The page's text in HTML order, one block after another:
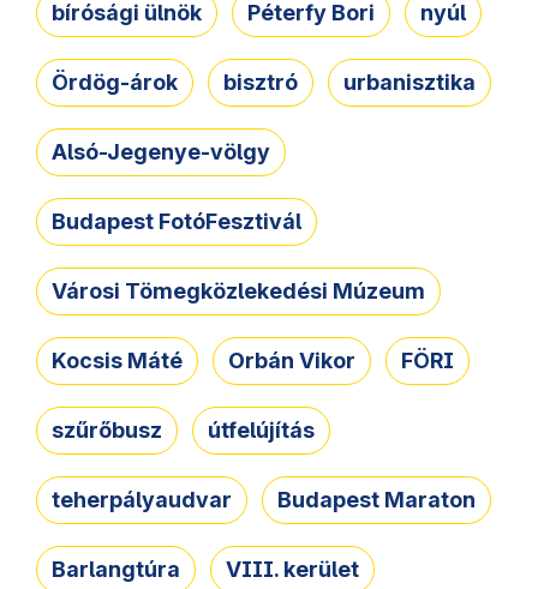
bírósági ülnök Péterfy Bori nyúl
Ördög-árok bisztró urbanisztika
Alsó-Jegenye-völgy
Budapest FotóFesztivál
Városi Tömegközlekedési Múzeum
Kocsis Máté Orbán Vikor FÖRI
szűrőbusz útfelújítás
teherpályaudvar Budapest Maraton
Barlangtúra VIII. kerület